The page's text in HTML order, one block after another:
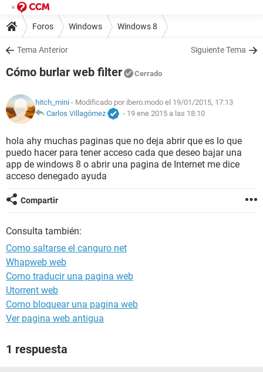
Foros Windows Windows 8
Tema Anterior Siguiente Tema
Cómo burlar web filter Cerrado
hitch_mini - Modificado por ibero.modo el 19/01/2015, 17:13
Carlos Villagómez
- 19 ene 2015 a las 18:10
hola ahy muchas paginas que no deja abrir que es lo que
puedo hacer para tener acceso cada que deseo bajar una
app de windows 8 o abrir una pagina de Internet me dice
acceso denegado ayuda
Compartir
Consulta también:
Como saltarse el canguro net
Whapweb web
Como traducir una pagina web
Utorrent web
Como bloquear una pagina web
Ver pagina web antigua
1 respuesta